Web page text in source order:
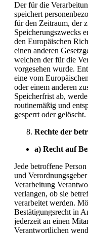
Der für die
speichert
für den Zeitraum, der
Speicherungszwecks
den Europäischen
einen anderen
welchen der für die
vorgesehen wurde.
eine vom
oder einem anderen
Speicherfrist ab,
routinemäßig und
gesperrt oder gelöscht.
Rechte der
a) Recht auf
Jede betroffene
und
Verarbeitung
verlangen, ob sie
verarbeitet werden.
Bestätigungsrecht in
jederzeit an einen
Verantwortlichen